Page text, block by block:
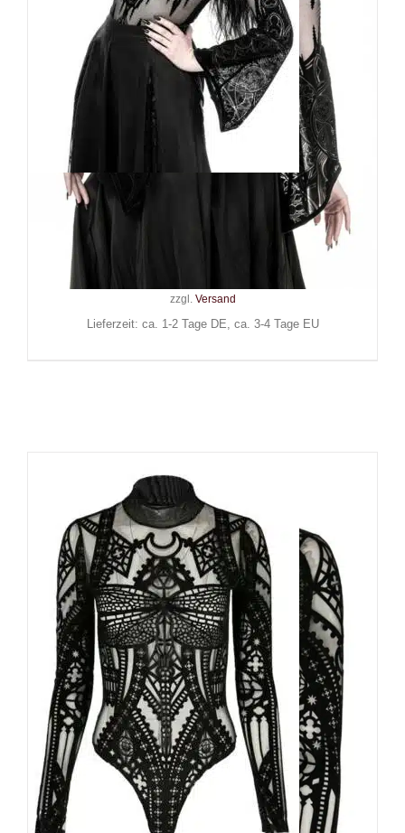
Restyle Body Gothic Chapel V-
Neck
zzgl. Versand
Lieferzeit: ca. 1-2 Tage DE, ca. 3-4 Tage EU